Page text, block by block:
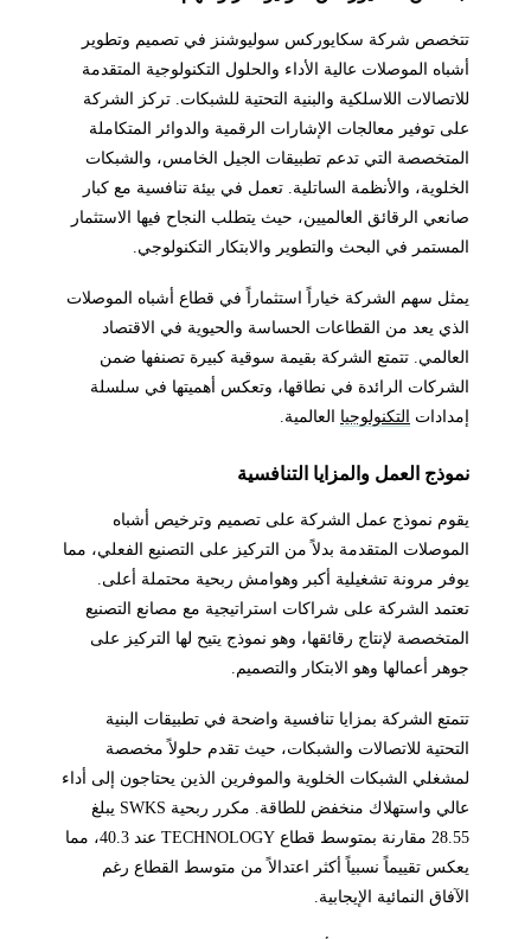
تتخصص شركة سكايوركس سوليوشنز في تصميم وتطوير
أشباه الموصلات عالية الأداء والحلول التكنولوجية المتقدمة
للاتصالات اللاسلكية والبنية التحتية للشبكات. تركز الشركة
على توفير معالجات الإشارات الرقمية والدوائر المتكاملة
المتخصصة التي تدعم تطبيقات الجيل الخامس، والشبكات
الخلوية، والأنظمة الساتلية. تعمل في بيئة تنافسية مع كبار
صانعي الرقائق العالميين، حيث يتطلب النجاح فيها الاستثمار
المستمر في البحث والتطوير والابتكار التكنولوجي.
يمثل سهم الشركة خياراً استثماراً في قطاع أشباه الموصلات
الذي يعد من القطاعات الحساسة والحيوية في الاقتصاد
العالمي. تتمتع الشركة بقيمة سوقية كبيرة تصنفها ضمن
الشركات الرائدة في نطاقها، وتعكس أهميتها في سلسلة
إمدادات التكنولوجياالعالمية.
نموذج العمل والمزايا التنافسية
يقوم نموذج عمل الشركة على تصميم وترخيص أشباه
الموصلات المتقدمة بدلاً من التركيز على التصنيع الفعلي، مما
يوفر مرونة تشغيلية أكبر وهوامش ربحية محتملة أعلى.
تعتمد الشركة على شراكات استراتيجية مع مصانع التصنيع
المتخصصة لإنتاج رقائقها، وهو نموذج يتيح لها التركيز على
جوهر أعمالها وهو الابتكار والتصميم.
تتمتع الشركة بمزايا تنافسية واضحة في تطبيقات البنية
التحتية للاتصالات والشبكات، حيث تقدم حلولاً مخصصة
لمشغلي الشبكات الخلوية والموفرين الذين يحتاجون إلى أداء
عالي واستهلاك منخفض للطاقة. مكرر ربحية SWKS يبلغ
28.55 مقارنة بمتوسط قطاع TECHNOLOGY عند 40.3، مما
يعكس تقييماً نسبياً أكثر اعتدالاً من متوسط القطاع رغم
الآفاق النمائية الإيجابية.